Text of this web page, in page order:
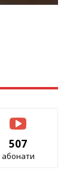
507
абонати